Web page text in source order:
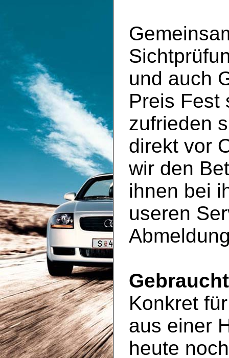
und auch
Preis Fest
zufrieden
direkt vor
wir den
ihnen bei
useren
Konkret
aus einer
heute